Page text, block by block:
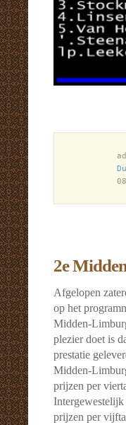
2e
Afgelopen
op het
Midden-
plezier doet is
prestatie
Midden-
prijzen per
prijzen per